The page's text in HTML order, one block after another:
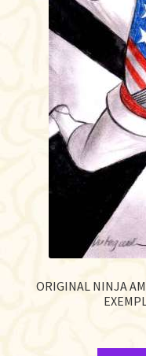
ORIGINAL NINJA